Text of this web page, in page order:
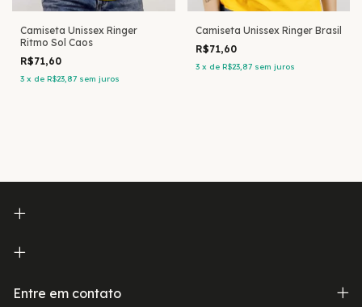
Camiseta Unissex Ringer
Ritmo Sol Caos
R$71,60
3 x de R$23,87 sem juros
Camiseta Unissex Ringer Brasil
R$71,60
3 x de R$23,87 sem juros
Entre em contato